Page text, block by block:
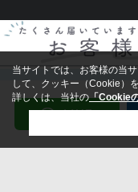
当サイトでは、お客様の当
して、クッキー（Cookie）
詳しくは、当社の「Cookie